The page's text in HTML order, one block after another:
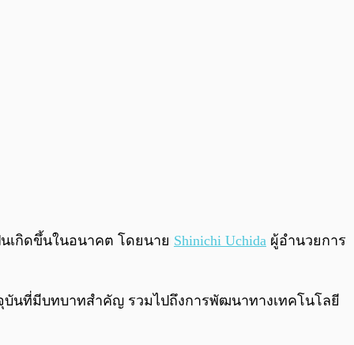
เกิดขึ้นในอนาคต โดยนาย Shinichi Uchida ผู้อำนวยการ
บันที่มีบทบาทสำคัญ รวมไปถึงการพัฒนาทางเทคโนโลยี